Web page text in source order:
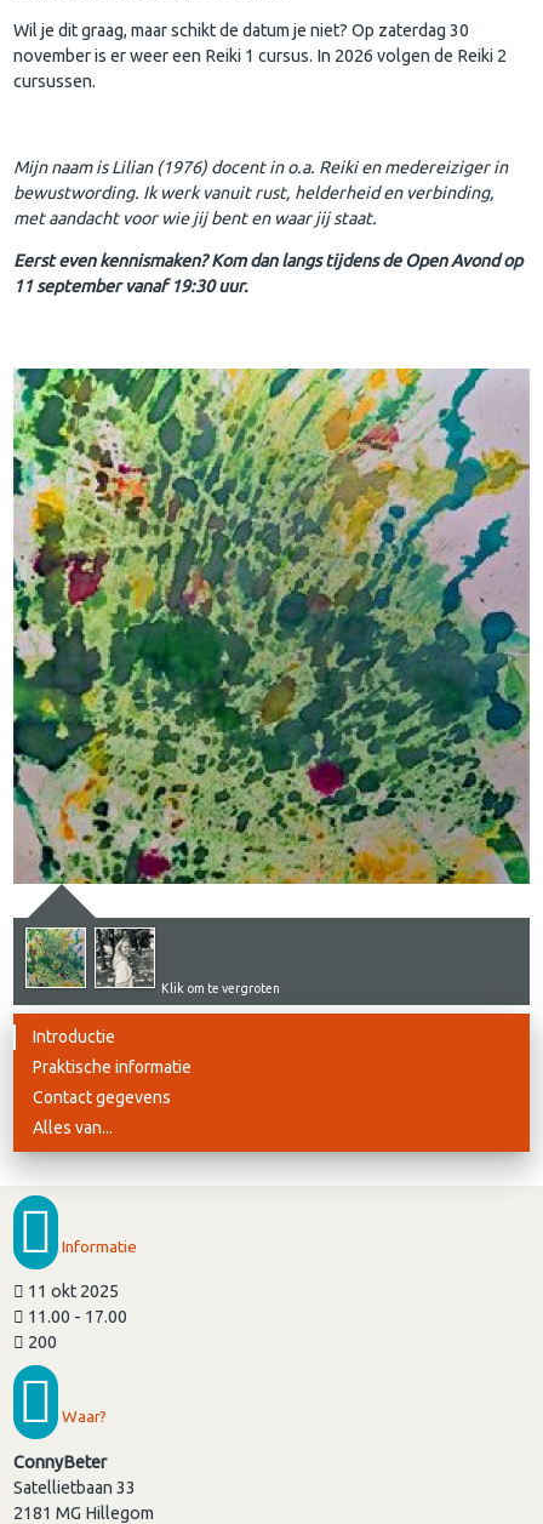
Wil je dit graag, maar schikt de datum je niet? Op zaterdag 30
november is er weer een Reiki 1 cursus. In 2026 volgen de Reiki 2
cursussen.
Mijn naam is Lilian (1976) docent in o.a. Reiki en medereiziger in
bewustwording. Ik werk vanuit rust, helderheid en verbinding,
met aandacht voor wie jij bent en waar jij staat.
Eerst even kennismaken? Kom dan langs tijdens de Open Avond op
11 september vanaf 19:30 uur.
Klik om te vergroten
Introductie
Praktische informatie
Contact gegevens
Alles van...
Informatie
11 okt 2025
11.00 - 17.00
200
Waar?
ConnyBeter
Satellietbaan 33
2181 MG Hillegom